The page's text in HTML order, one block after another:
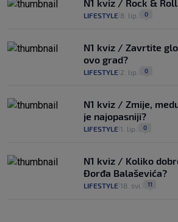
N1 kviz / Rock & Roll
LIFESTYLE 8. lip. 0
N1 kviz / Zavrtite
ovo grad?
LIFESTYLE 2. lip. 0
N1 kviz / Zmije,
je najopasniji?
LIFESTYLE 1. lip. 0
N1 kviz / Koliko
Đorđa Balaševića?
LIFESTYLE 18. svi. 11